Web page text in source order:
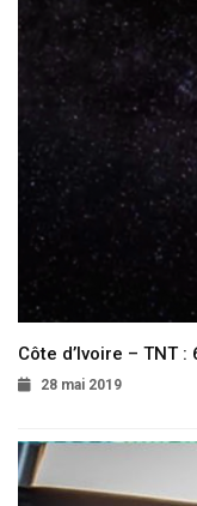
Côte d’Ivoire – TNT
28 mai 2019